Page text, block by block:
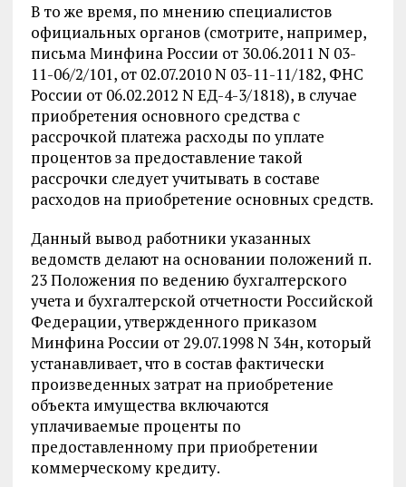
В то же время, по мнению специалистов
официальных органов (смотрите, например,
письма Минфина России от 30.06.2011 N 03-
11-06/2/101, от 02.07.2010 N 03-11-11/182, ФНС
России от 06.02.2012 N ЕД-4-3/1818), в случае
приобретения основного средства с
рассрочкой платежа расходы по уплате
процентов за предоставление такой
рассрочки следует учитывать в составе
расходов на приобретение основных средств.
Данный вывод работники указанных
ведомств делают на основании положений п.
23 Положения по ведению бухгалтерского
учета и бухгалтерской отчетности Российской
Федерации, утвержденного приказом
Минфина России от 29.07.1998 N 34н, который
устанавливает, что в состав фактически
произведенных затрат на приобретение
объекта имущества включаются
уплачиваемые проценты по
предоставленному при приобретении
коммерческому кредиту.